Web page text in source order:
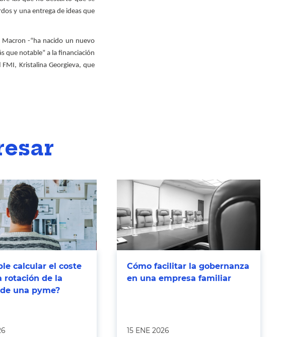
y una entrega de ideas que
-“ha nacido un nuevo
que notable” a la financiación
Kristalina Georgieva, que
calcular el coste
rotación de la
una pyme?
Cómo facilitar la gobernanza
en una empresa familiar
15 ENE 2026